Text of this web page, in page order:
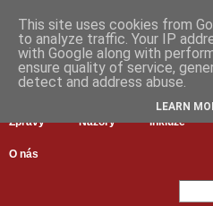
Zprávy Názory Inkluze
O nás
This site uses cookies from
to analyze traffic. Your IP
with Google along with
ensure quality of service,
detect and address abuse.
LEARN